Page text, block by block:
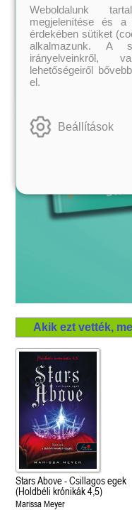
Akik ezt vették,
Stars Above - Csillagos egek
(Holdbéli krónikák 4,5)
Marissa Meyer
Weboldalunk
megjelenítése és a
érdekében sütiket
alkalmazunk. A
irányelveinkről,
lehetőségeiről
el.
Beállítások